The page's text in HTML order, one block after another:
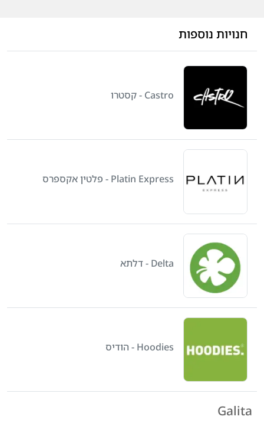
חנויות נוספות
Castro - קסטרו
Platin Express - פלטין אקספרס
Delta - דלתא
Hoodies - הודיס
Galita